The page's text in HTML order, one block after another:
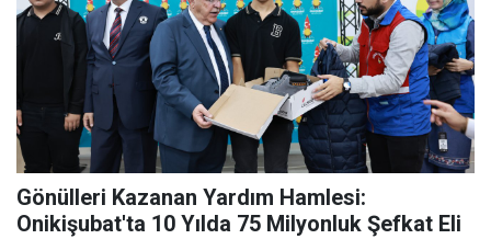
Gönülleri Kazanan Yardım Hamlesi:
Onikişubat'ta 10 Yılda 75 Milyonluk Şefkat Eli